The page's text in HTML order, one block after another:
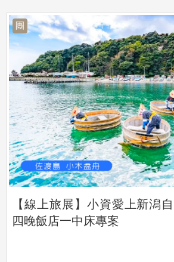
團
【線上旅展】小資愛上新潟
四晚飯店一中床專案